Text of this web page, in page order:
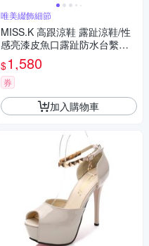
唯美綴飾細節
MISS.K 高跟涼鞋 露趾涼鞋/性
感亮漆皮魚口露趾防水台繫帶1
2CM高跟涼鞋 黑
$1,580
券
加入購物車